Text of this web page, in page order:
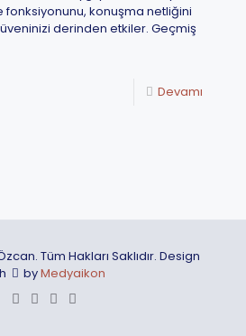
konuşma netliğini
derinden etkiler. Geçmiş
Devamı
Tüm Hakları Saklıdır. Design
byMedyaikon